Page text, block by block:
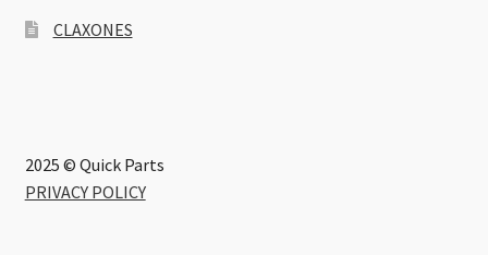
CLAXONES
2025 © Quick Parts
PRIVACY POLICY